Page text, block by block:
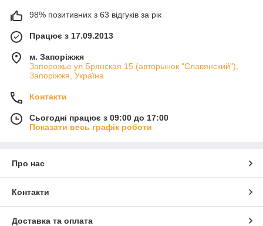
98% позитивних з 63 відгуків за рік
Працює з 17.09.2013
м. Запоріжжя
Запорожье ул.Брянская 15 (авторынок "Славянский"),
Запоріжжя, Україна
Контакти
Сьогодні працює з 09:00 до 17:00
Показати весь графік роботи
Про нас
Контакти
Доставка та оплата